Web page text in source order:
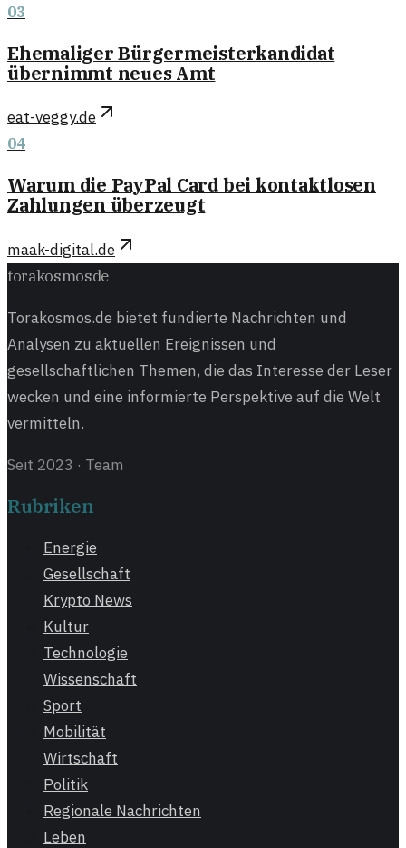
03
Ehemaliger Bürgermeisterkandidat
übernimmt neues Amt
eat-veggy.de
04
Warum die PayPal Card bei kontaktlosen
Zahlungen überzeugt
maak-digital.de
torakosmosde
Torakosmos.de bietet fundierte Nachrichten und
Analysen zu aktuellen Ereignissen und
gesellschaftlichen Themen, die das Interesse der Leser
wecken und eine informierte Perspektive auf die Welt
vermitteln.
Seit 2023 · Team
Rubriken
Energie
Gesellschaft
Krypto News
Kultur
Technologie
Wissenschaft
Sport
Mobilität
Wirtschaft
Politik
Regionale Nachrichten
Leben